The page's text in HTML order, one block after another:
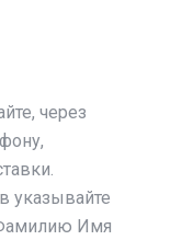
через
указывайте
Имя